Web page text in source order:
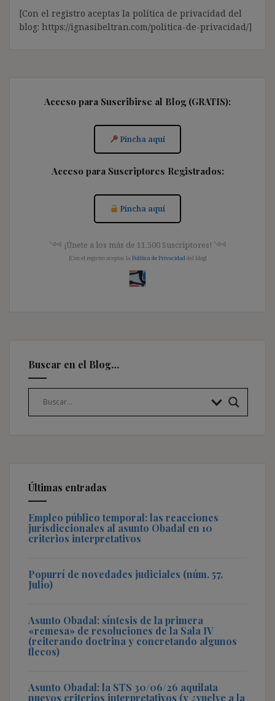
[Con el registro aceptas la política de privacidad del
blog: https://ignasibeltran.com/politica-de-privacidad/]
Acceso para Suscribirse al Blog (GRATIS):
Pincha aquí
Acceso para Suscriptores Registrados:
Pincha aquí
༺ ¡Únete a los más de 11.500 Suscriptores! ༺
[Con el registro aceptas la Política de Privacidad del blog]
Buscar en el Blog…
Últimas entradas
Empleo público temporal: las reacciones
jurisdiccionales al asunto Obadal en 10
criterios interpretativos
Popurrí de novedades judiciales (núm. 57,
Julio)
Asunto Obadal: síntesis de la primera
«remesa» de resoluciones de la Sala IV
(reiterando doctrina y concretando algunos
flecos)
Asunto Obadal: la STS 30/06/26 aquilata
nuevos criterios interpretativos (y ¿vuelve a la